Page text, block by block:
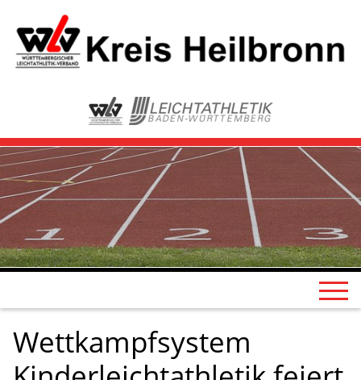
Wettkampfsystem